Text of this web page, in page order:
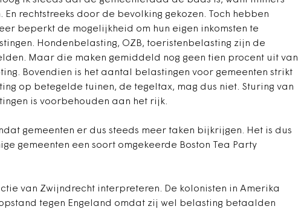
En rechtstreeks door de bevolking gekozen. Toch hebben
beperkt de mogelijkheid om hun eigen inkomsten te
Hondenbelasting, OZB, toeristenbelasting zijn de
Maar die maken gemiddeld nog geen tien procent uit van
Bovendien is het aantal belastingen voor gemeenten strikt
op betegelde tuinen, de tegeltax, mag dus niet. Sturing van
is voorbehouden aan het rijk.
gemeenten er dus steeds meer taken bijkrijgen. Het is dus
gemeenten een soort omgekeerde Boston Tea Party
van Zwijndrecht interpreteren. De kolonisten in Amerika
tegen Engeland omdat zij wel belasting betaalden